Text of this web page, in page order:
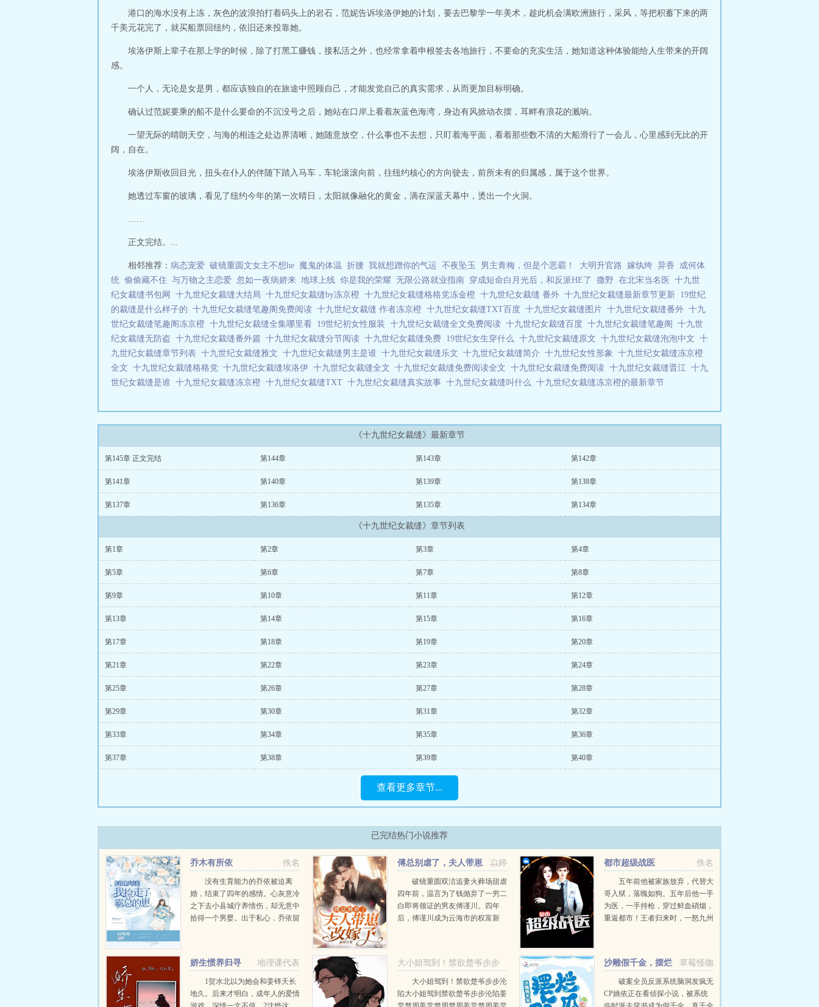
港口的海水没有上冻，灰色的波浪拍打着码头上的岩石，范妮告诉埃洛伊她的计划，要去巴黎学一年美术，趁此机会满欧洲旅行，采风，等把积蓄下来的两
千美元花完了，就买船票回纽约，依旧还来投靠她。
埃洛伊斯上辈子在那上学的时候，除了打黑工赚钱，接私活之外，也经常拿着申根签去各地旅行，不要命的充实生活，她知道这种体验能给人生带来的开阔
感。
一个人，无论是女是男，都应该独自的在旅途中照顾自己，才能发觉自己的真实需求，从而更加目标明确。
确认过范妮要乘的船不是什么要命的不沉没号之后，她站在口岸上看着灰蓝色海湾，身边有风掀动衣摆，耳畔有浪花的溅响。
一望无际的晴朗天空，与海的相连之处边界清晰，她随意放空，什么事也不去想，只盯着海平面，看着那些数不清的大船滑行了一会儿，心里感到无比的开
阔，自在。
埃洛伊斯收回目光，扭头在仆人的伴随下踏入马车，车轮滚滚向前，往纽约核心的方向驶去，前所未有的归属感，属于这个世界。
她透过车窗的玻璃，看见了纽约今年的第一次晴日，太阳就像融化的黄金，滴在深蓝天幕中，烫出一个火洞。
……
正文完结。...
相邻推荐： 病态宠爱 破镜重圆文女主不想he 魔鬼的体温 折腰 我就想蹭你的气运 不夜坠玉 男主青梅，但是个恶霸！ 大明升官路 嫁纨绔 异香
成何体
统 偷偷藏不住 与万物之主恋爱 忽如一夜病娇来 地球上线 你是我的荣耀 无限公路就业指南 穿成短命白月光后，和反派HE了 撒野 在北宋当名医 十九世
纪女裁缝书包网 十九世纪女裁缝大结局 十九世纪女裁缝by冻京橙 十九世纪女裁缝格格党冻金橙 十九世纪女裁缝 番外 十九世纪女裁缝最新章节更新 19世纪
的裁缝是什么样子的 十九世纪女裁缝笔趣阁免费阅读 十九世纪女裁缝 作者冻京橙 十九世纪女裁缝TXT百度 十九世纪女裁缝图片 十九世纪女裁缝番外 十九
世纪女裁缝笔趣阁冻京橙 十九世纪女裁缝全集哪里看 19世纪初女性服装 十九世纪女裁缝全文免费阅读 十九世纪女裁缝百度 十九世纪女裁缝笔趣阁 十九世
纪女裁缝无防盗 十九世纪女裁缝番外篇 十九世纪女裁缝分节阅读 十九世纪女裁缝免费 19世纪女生穿什么 十九世纪女裁缝原文 十九世纪女裁缝泡泡中文 十
九世纪女裁缝章节列表 十九世纪女裁缝雅文 十九世纪女裁缝男主是谁 十九世纪女裁缝乐文 十九世纪女裁缝简介 十九世纪女性形象 十九世纪女裁缝冻京橙
全文 十九世纪女裁缝格格党 十九世纪女裁缝埃洛伊 十九世纪女裁缝全文 十九世纪女裁缝免费阅读全文 十九世纪女裁缝免费阅读 十九世纪女裁缝晋江 十九
世纪女裁缝是谁 十九世纪女裁缝冻京橙 十九世纪女裁缝TXT 十九世纪女裁缝真实故事 十九世纪女裁缝叫什么 十九世纪女裁缝冻京橙的最新章节
《十九世纪女裁缝》最新章节
第145章 正文完结 第144章 第143章 第142章
第141章 第140章 第139章 第138章
第137章 第136章 第135章 第134章
《十九世纪女裁缝》章节列表
第1章 第2章 第3章 第4章
第5章 第6章 第7章 第8章
第9章 第10章 第11章 第12章
第13章 第14章 第15章 第16章
第17章 第18章 第19章 第20章
第21章 第22章 第23章 第24章
第25章 第26章 第27章 第28章
第29章 第30章 第31章 第32章
第33章 第34章 第35章 第36章
第37章 第38章 第39章 第40章
查看更多章节...
已完结热门小说推荐
佚名
乔木有所依
没有生育能力的乔依被迫离
婚，结束了四年的感情。心灰意冷
之下去小县城疗养情伤，却无意中
拾得一个男婴。出于私心，乔依留
来你抚养我儿子的酬劳...
尛婷
傅总别虐了，夫人带崽
改嫁了破镜重圆双洁追妻火葬场甜虐
四年前，温言为了钱抛弃了一穷二
白即将领证的男友傅谨川。四年
后，傅谨川成为云海市的权富新
你以为...
佚名
都市超级战医
五年前他被家族放弃，代替大
哥入狱，落魄如狗。五年后他一手
为医，一手持枪，穿过鲜血硝烟，
重返都市！王者归来时，一怒九州
地理课代表
娇生惯养归寻
1贺水北以为她会和姜铎天长
地久。后来才明白，成年人的爱情
大小姐驾到！禁欲楚爷步步
沦陷
《大小姐驾到！禁欲楚爷步
大小姐驾到！禁欲楚爷步步沦
陷大小姐驾到禁欲楚爷步步沦陷姜
草莓怪咖
沙雕假千金，摆烂
吃瓜成团宠
破案全员反派系统脑洞发疯无
CP姚依正在看侦探小说，被系统